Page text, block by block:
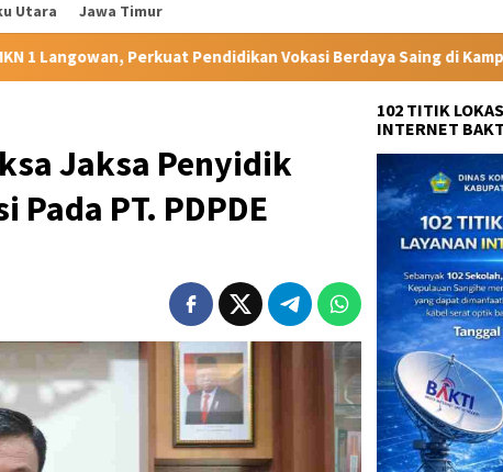
Utara Jawa Timur
Vokasi Berdaya Saing di Kampung Halaman Ibunda
Jaksa Penyidik
PT. PDPDE
102 TITIK
INTERNET